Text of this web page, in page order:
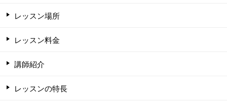
レッスン場所
レッスン料金
講師紹介
レッスンの特長